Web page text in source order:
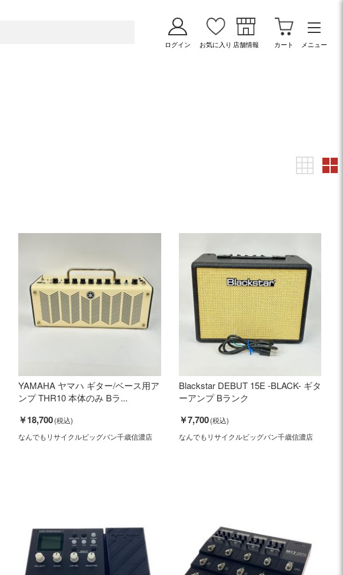
ログイン お気に入り 店舗情報 カート メニュー
YAMAHA ヤマハ ギター/ベース用ア
ンプ THR10 本体のみ Bラ...
￥18,700
なんでもリサイクルビッグバン千歳信濃店
Blackstar DEBUT 15E -BLACK- ギタ
ーアンプ Bランク
￥7,700
なんでもリサイクルビッグバン千歳信濃店